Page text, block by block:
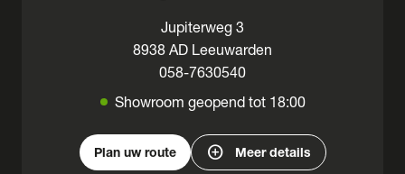
Jupiterweg 3
8938 AD Leeuwarden
058-7630540
Showroom geopend tot 18:00
Plan uw route add_circle Meer details